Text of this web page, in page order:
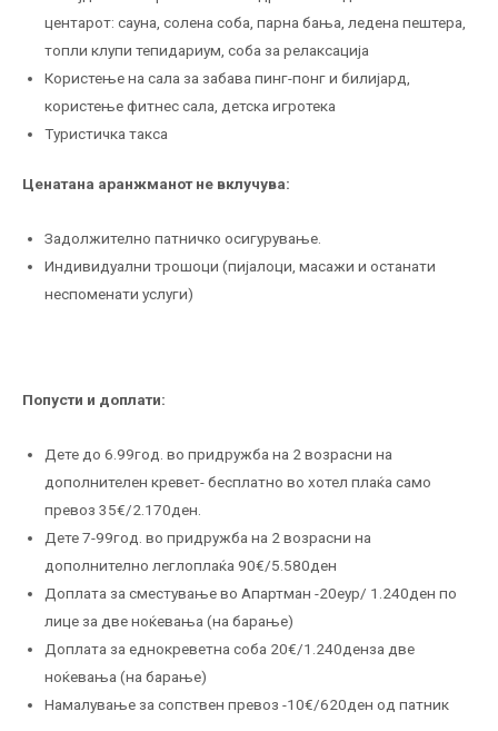
центарот: сауна, солена соба, парна бања, ледена пештера,
топли клупи тепидариум, соба за релаксација
Користење на сала за забава пинг-понг и билијард,
користење фитнес сала, детска игротека
Туристичка такса
Ценатана аранжманот не вклучува:
Задолжително патничко осигурување.
Индивидуални трошоци (пијалоци, масажи и останати
неспоменати услуги)
Попусти и доплати:
Дете до 6.99год. во придружба на 2 возрасни на
дополнителен кревет- бесплатно во хотел плаќа само
превоз 35€/2.170ден.
Дете 7-99год. во придружба на 2 возрасни на
дополнително леглоплаќа 90€/5.580ден
Доплата за сместување во Апартман -20еур/ 1.240ден по
лице за две ноќевања (на барање)
Доплата за еднокреветна соба 20€/1.240денза две
ноќевања (на барање)
Намалување за сопствен превоз -10€/620ден од патник